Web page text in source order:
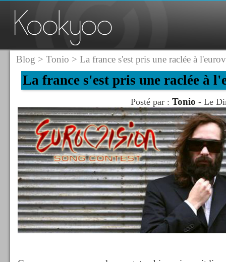
Blog > Tonio > La france s'est pris une raclée à
La france s'est pris une raclée à
Posté par : Tonio - Le